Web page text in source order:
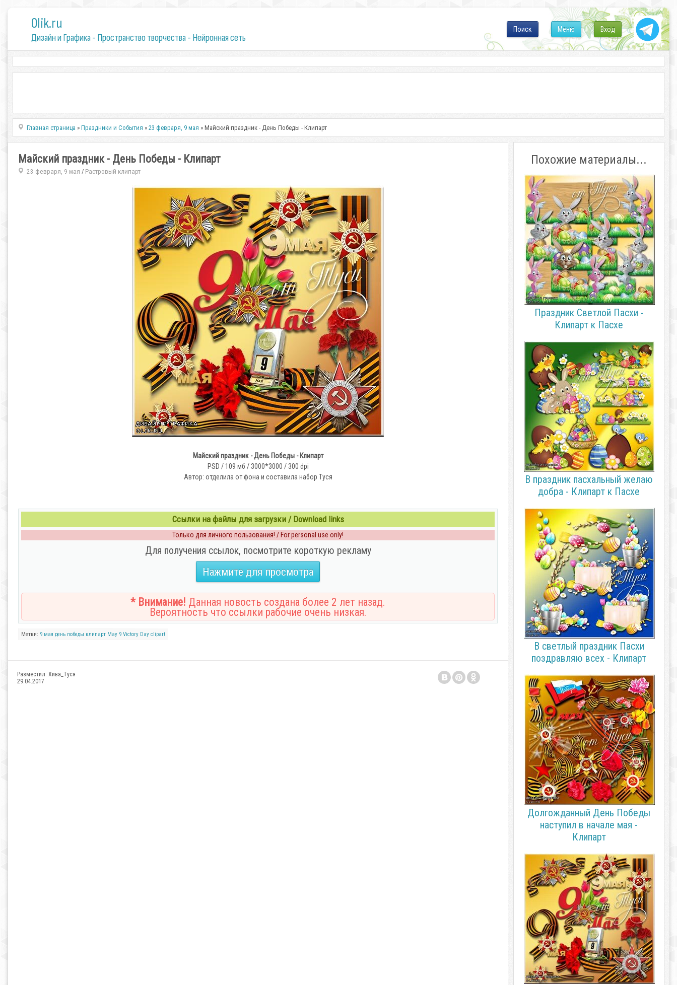
0lik.ru
Дизайн и Графика - Пространство творчества - Нейронная сеть
Вход
Меню
Поиск
Главная страница »Праздники и События »23 февраря, 9 мая » Майский праздник - День Победы - Клипарт
Майский праздник - День Победы - Клипарт
23 февраря, 9 мая / Растровый клипарт
Майский праздник - День Победы - Клипарт
PSD / 109 мб / 3000*3000 / 300 dpi
Автор: отделила от фона и составила набор Туся
Ссылки на файлы для загрузки / Download links
Только для личного пользования! / For personal use only!
Для получения ссылок, посмотрите короткую рекламу
Нажмите для просмотра
* Внимание! Данная новость создана более 2 лет назад.
Вероятность что ссылки рабочие очень низкая.
Метки: 9 мая день победы клипарт May 9 Victory Day clipart
Разместил: Хива_Туся
29.04.2017
Похожие материалы...
Праздник Светлой Пасхи -
Клипарт к Пасхе
В праздник пасхальный желаю
добра - Клипарт к Пасхе
В светлый праздник Пасхи
поздравляю всех - Клипарт
Долгожданный День Победы
наступил в начале мая -
Клипарт